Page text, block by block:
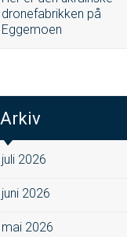
dronefabrikken på
Eggemoen
Arkiv
juli 2026
juni 2026
mai 2026